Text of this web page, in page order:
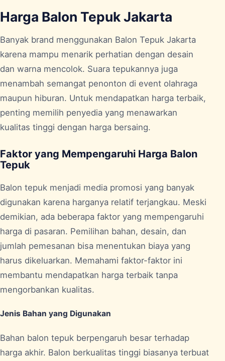
Harga Balon Tepuk Jakarta
Banyak brand menggunakan Balon Tepuk Jakarta
karena mampu menarik perhatian dengan desain
dan warna mencolok. Suara tepukannya juga
menambah semangat penonton di event olahraga
maupun hiburan. Untuk mendapatkan harga terbaik,
penting memilih penyedia yang menawarkan
kualitas tinggi dengan harga bersaing.
Faktor yang Mempengaruhi Harga Balon
Tepuk
Balon tepuk menjadi media promosi yang banyak
digunakan karena harganya relatif terjangkau. Meski
demikian, ada beberapa faktor yang mempengaruhi
harga di pasaran. Pemilihan bahan, desain, dan
jumlah pemesanan bisa menentukan biaya yang
harus dikeluarkan. Memahami faktor-faktor ini
membantu mendapatkan harga terbaik tanpa
mengorbankan kualitas.
Jenis Bahan yang Digunakan
Bahan balon tepuk berpengaruh besar terhadap
harga akhir. Balon berkualitas tinggi biasanya terbuat